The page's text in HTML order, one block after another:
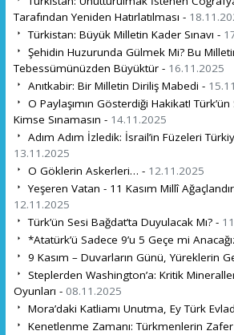
Tarafından Yeniden Hatırlatılması -
Türkistan: Büyük Milletin Kader Sınavı -
Şehidin Huzurunda Gülmek Mi? Bu
Tebessümünüzden Büyüktür - 16.11.2025
Anıtkabir: Bir Milletin Diriliş Mabedi -
O Paylaşımın Gösterdiği Hakikat!
Kimse Sınamasın - 14.11.2025
Adım Adım İzledik: İsrail’in Füzeleri Türkiye
13.11.2025
O Göklerin Askerleri… - 12.11.2025
Yeşeren Vatan - 11 Kasım Millî
12.11.2025
Türk’ün Sesi Bağdat’ta Duyulacak Mı? -
*Atatürk’ü Sadece 9’u 5 Geçe mi
9 Kasım – Duvarların Günü, Yüreklerin
Steplerden Washington’a: Kritik
Oyunları - 08.11.2025
Mora’daki Katliamı Unutma, Ey Türk
Kenetlenme Zamanı: Türkmenlerin